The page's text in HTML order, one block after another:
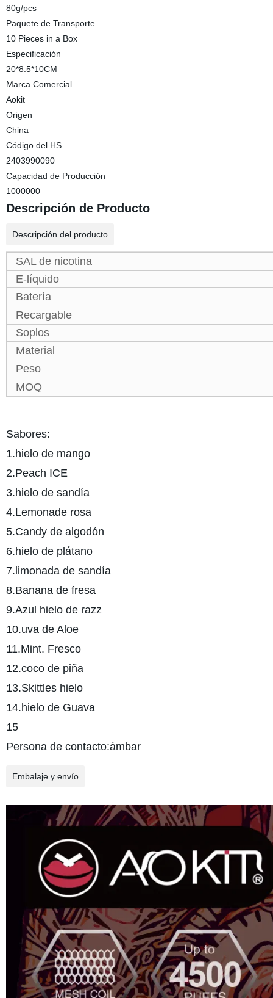
80g/pcs
Paquete de Transporte
10 Pieces in a Box
Especificación
20*8.5*10CM
Marca Comercial
Aokit
Origen
China
Código del HS
2403990090
Capacidad de Producción
1000000
Descripción de Producto
Descripción del producto
SAL de nicotina
E-líquido
Batería
Recargable
Soplos
Material
Peso
MOQ
Sabores:
1.hielo de mango
2.Peach ICE
3.hielo de sandía
4.Lemonade rosa
5.Candy de algodón
6.hielo de plátano
7.limonada de sandía
8.Banana de fresa
9.Azul hielo de razz
10.uva de Aloe
11.Mint. Fresco
12.coco de piña
13.Skittles hielo
14.hielo de Guava
15
Persona de contacto:ámbar
Embalaje y envío